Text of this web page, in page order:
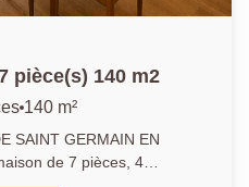
pièce(s) 140 m2
140 m²
SAINT GERMAIN EN
de 7 pièces, 4